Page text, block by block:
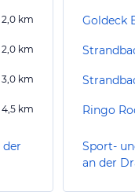
2,0 km
2,0 km
3,0 km
4,5 km
Goldeck
Ringo
Sport-
an der